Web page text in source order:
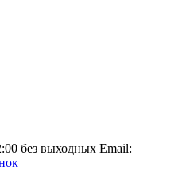
без выходных Email: